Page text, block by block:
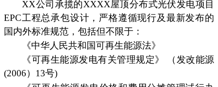
XX公司承揽的XXXX屋顶分布式光伏发电项目
EPC工程总承包设计，严格遵循现行及最新发布的
国内外标准规范，包括但不限于：
《中华人民共和国可再生能源法》
《可再生能源发电有关管理规定》 （发改能源
(2006）13号)